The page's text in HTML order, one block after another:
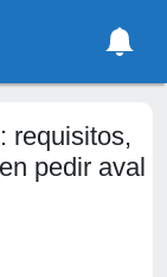
requisitos,
pedir aval